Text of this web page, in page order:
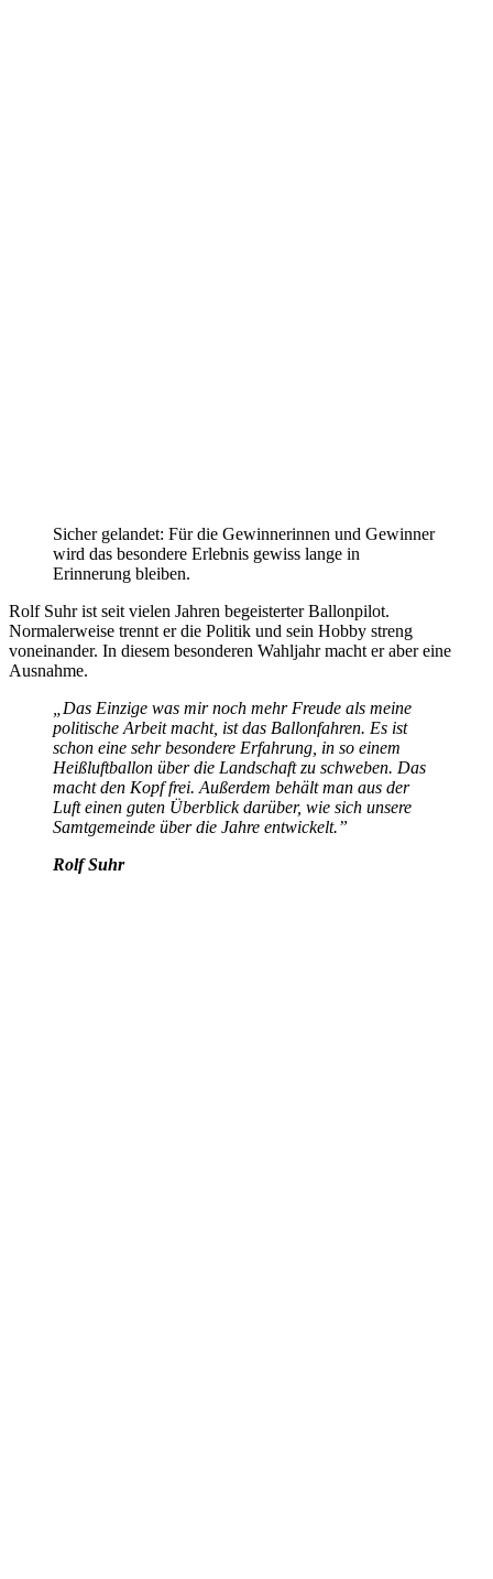
Sicher gelandet: Für die Gewinnerinnen und Gewinner
wird das besondere Erlebnis gewiss lange in
Erinnerung bleiben.
Rolf Suhr ist seit vielen Jahren begeisterter Ballonpilot.
Normalerweise trennt er die Politik und sein Hobby streng
voneinander. In diesem besonderen Wahljahr macht er aber eine
Ausnahme.
„Das Einzige was mir noch mehr Freude als meine
politische Arbeit macht, ist das Ballonfahren. Es ist
schon eine sehr besondere Erfahrung, in so einem
Heißluftballon über die Landschaft zu schweben. Das
macht den Kopf frei. Außerdem behält man aus der
Luft einen guten Überblick darüber, wie sich unsere
Samtgemeinde über die Jahre entwickelt.”
Rolf Suhr